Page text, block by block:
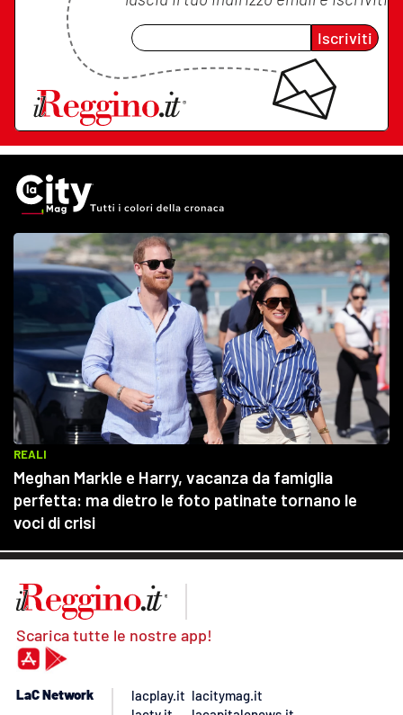
Iscriviti
Scarica tutte le nostre app!
LaC Network
lacplay.it lacitymag.it